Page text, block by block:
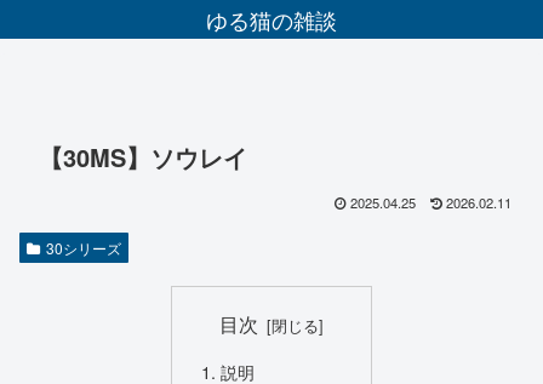
ゆる猫の雑談
【30MS】ソウレイ
2025.04.25 2026.02.11
30シリーズ
目次
説明